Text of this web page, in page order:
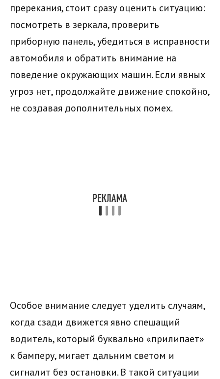
пререкания, стоит сразу оценить ситуацию:
посмотреть в зеркала, проверить
приборную панель, убедиться в исправности
автомобиля и обратить внимание на
поведение окружающих машин. Если явных
угроз нет, продолжайте движение спокойно,
не создавая дополнительных помех.
Особое внимание следует уделить случаям,
когда сзади движется явно спешащий
водитель, который буквально «прилипает»
к бамперу, мигает дальним светом и
сигналит без остановки. В такой ситуации